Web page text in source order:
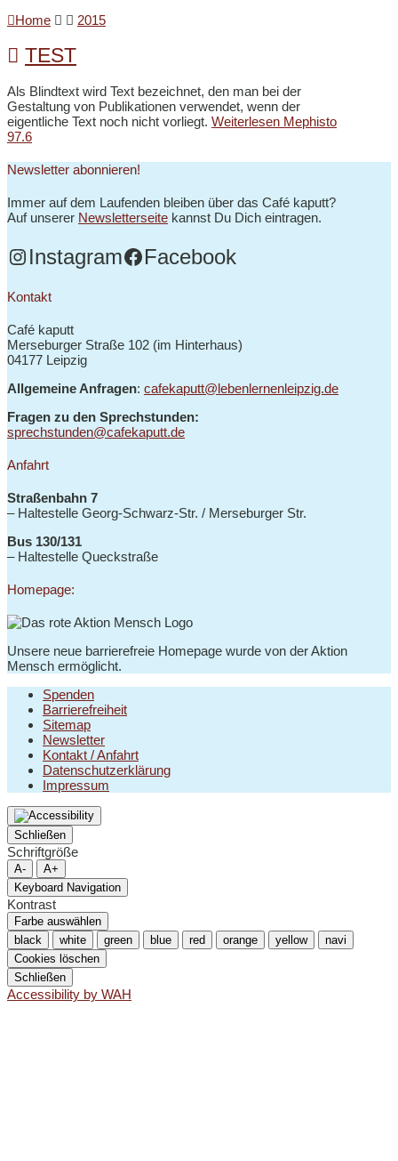
Home
2015
TEST
Als Blindtext wird Text bezeichnet, den man bei der
Gestaltung von Publikationen verwendet, wenn der
eigentliche Text noch nicht vorliegt. Weiterlesen Mephisto
97.6
Newsletter abonnieren!
Immer auf dem Laufenden bleiben über das Café kaputt?
Auf unserer Newsletterseite kannst Du Dich eintragen.
Instagram Facebook
Kontakt
Café kaputt
Merseburger Straße 102 (im Hinterhaus)
04177 Leipzig
Allgemeine Anfragen: cafekaputt@lebenlernenleipzig.de
Fragen zu den Sprechstunden:
sprechstunden@cafekaputt.de
Anfahrt
Straßenbahn 7
– Haltestelle Georg-Schwarz-Str. / Merseburger Str.
Bus 130/131
– Haltestelle Queckstraße
Homepage:
Unsere neue barrierefreie Homepage wurde von der Aktion
Mensch ermöglicht.
Spenden
Barrierefreiheit
Sitemap
Newsletter
Kontakt / Anfahrt
Datenschutzerklärung
Impressum
Schließen
Schriftgröße
A-
A+
Keyboard Navigation
Kontrast
Farbe auswählen
black
white green blue red orange yellow
navi
Cookies löschen
Schließen
Accessibility by WAH